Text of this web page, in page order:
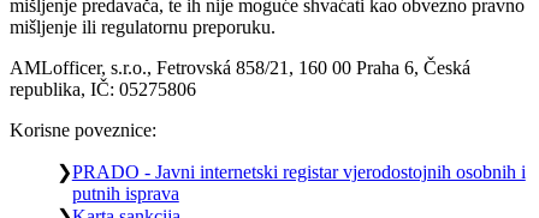
mišljenje predavača, te ih nije moguće shvaćati kao obvezno pravno
mišljenje ili regulatornu preporuku.
AMLofficer, s.r.o., Fetrovská 858/21, 160 00 Praha 6, Česká
republika, IČ: 05275806
Korisne poveznice:
PRADO - Javni internetski registar vjerodostojnih osobnih i
putnih isprava